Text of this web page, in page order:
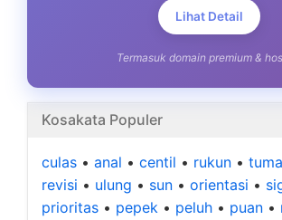
Lihat Detail
Termasuk domain premium &
Kosakata Populer
culas • anal • centil • rukun •
revisi • ulung • sun • orientasi •
prioritas • pepek • peluh • puan •